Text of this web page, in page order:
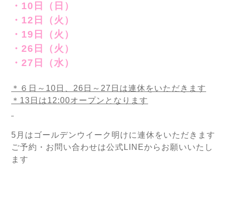
・10日（日）
・12日（火）
・19日（火）
・26日（火）
・27日（水）
＊６日～10日、26日～27日は連休をいただきます
＊13日は12:00オープンとなります
5月はゴールデンウイーク明けに連休をいただきます
ご予約・お問い合わせは公式LINEからお願いいたし
ます